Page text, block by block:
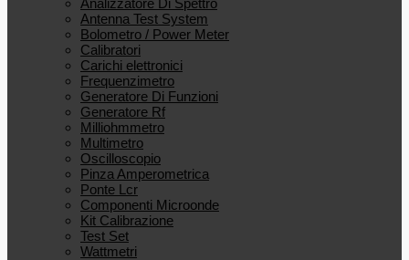
Analizzatore Di Spettro
Antenna Test System
Bolometro / Power Meter
Calibratori
Carichi elettronici
Frequenzimetro
Generatore Di Funzioni
Generatore Rf
Milliohmmetro
Multimetro
Oscilloscopio
Pinza Amperometrica
Ponte Lcr
Componenti Microonde
Kit Calibrazione
Test Set
Wattmetri